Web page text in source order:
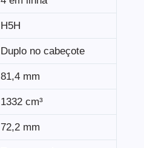
H5H
Duplo no cabeçote
81,4 mm
1332 cm³
72,2 mm